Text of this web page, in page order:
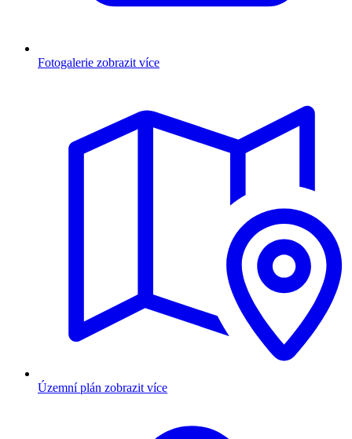
Fotogalerie zobrazit více
Územní plán zobrazit více